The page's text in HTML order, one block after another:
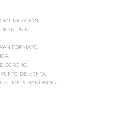
PRINT
FORMATO
CORCHO
PUNTO DE VENTA
MERCHANDISING